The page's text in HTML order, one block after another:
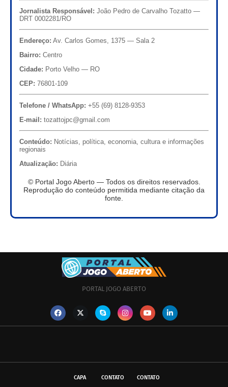
Jornalista Responsável: João Pedro de Carvalho Tozatto —
DRT 0002281/RO
Endereço: Av. Carlos Gomes, 1375 — Sala 2
Bairro: Centro
Cidade: Porto Velho — RO
CEP: 76801-109
Telefone / WhatsApp: +55 (69) 8128-9353
E-mail: tozattojpc@gmail.com
Conteúdo: Notícias, política, economia, cultura e informações
regionais
Atualização: Diária
© Portal Jogo Aberto — Todos os direitos reservados.
Reprodução do conteúdo permitida mediante citação da
fonte.
PORTAL JOGO ABERTO
CAPA CONTATO CONTATO